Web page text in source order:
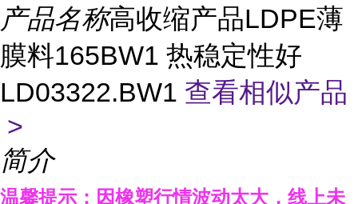
产品名称高收缩产品LDPE薄
膜料165BW1 热稳定性好
LD03322.BW1 查看相似产品
>
简介
温馨提示：因橡塑行情波动太大，线上未